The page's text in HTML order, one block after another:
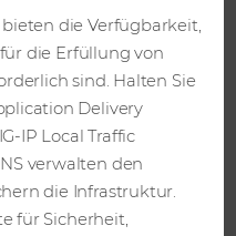
die Verfügbarkeit,
die Erfüllung von
sind. Halten Sie
Delivery
IP Local Traffic
verwalten den
die Infrastruktur.
für Sicherheit,